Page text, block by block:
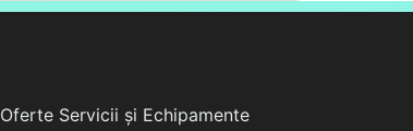
Oferte Servicii și Echipamente